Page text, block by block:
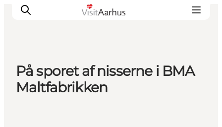
Oplevelser
På sporet af nisserne i BMA
Maltfabrikken